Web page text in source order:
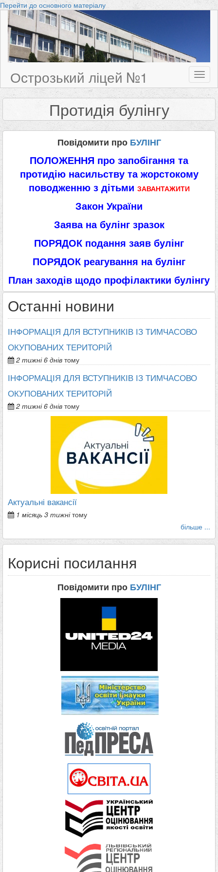
Перейти до основного матеріалу
Острозький ліцей №1
Протидія булінгу
Повідомити про БУЛІНГ
ПОЛОЖЕННЯ про запобігання та
протидію насильству та жорстокому
поводженню з дітьми ЗАВАНТАЖИТИ
Закон України
Заява на булінг зразок
ПОРЯДОК подання заяв булінг
ПОРЯДОК реагування на булінг
План заходів щодо профілактики булінгу
Останні новини
ІНФОРМАЦІЯ ДЛЯ ВСТУПНИКІВ ІЗ ТИМЧАСОВО
ОКУПОВАНИХ ТЕРИТОРІЙ
2 тижні 6 днів тому
ІНФОРМАЦІЯ ДЛЯ ВСТУПНИКІВ ІЗ ТИМЧАСОВО
ОКУПОВАНИХ ТЕРИТОРІЙ
2 тижні 6 днів тому
Актуальні вакансії
1 місяць 3 тижнітому
більше ...
Корисні посилання
Повідомити про БУЛІНГ